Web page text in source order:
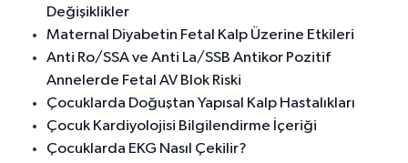
Değişiklikler
Maternal Diyabetin Fetal Kalp Üzerine Etkileri
Anti Ro/SSA ve Anti La/SSB Antikor Pozitif
Annelerde Fetal AV Blok Riski
Çocuklarda Doğuştan Yapısal Kalp Hastalıkları
Çocuk Kardiyolojisi Bilgilendirme İçeriği
Çocuklarda EKG Nasıl Çekilir?